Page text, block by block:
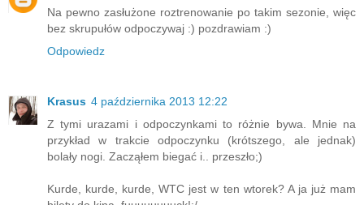
Na pewno zasłużone roztrenowanie po takim sezonie, więc
bez skrupułów odpoczywaj :) pozdrawiam :)
Odpowiedz
Krasus 4 października 2013 12:22
Z tymi urazami i odpoczynkami to różnie bywa. Mnie na
przykład w trakcie odpoczynku (krótszego, ale jednak)
bolały nogi. Zacząłem biegać i.. przeszło;)
Kurde, kurde, kurde, WTC jest w ten wtorek? A ja już mam